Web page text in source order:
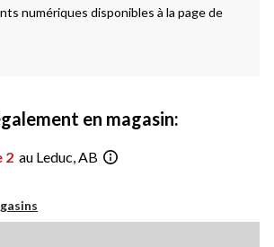
numériques disponibles à la page de
en magasin:
2 au Leduc, AB